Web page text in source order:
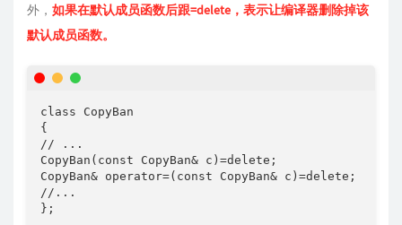
外， 如果在默认成员函数后跟=delete，表示让编译器删除掉该
默认成员函数。
class CopyBan
{
// ...
CopyBan(const CopyBan& c)=delete;
CopyBan& operator=(const CopyBan& c)=delete;
//...
};